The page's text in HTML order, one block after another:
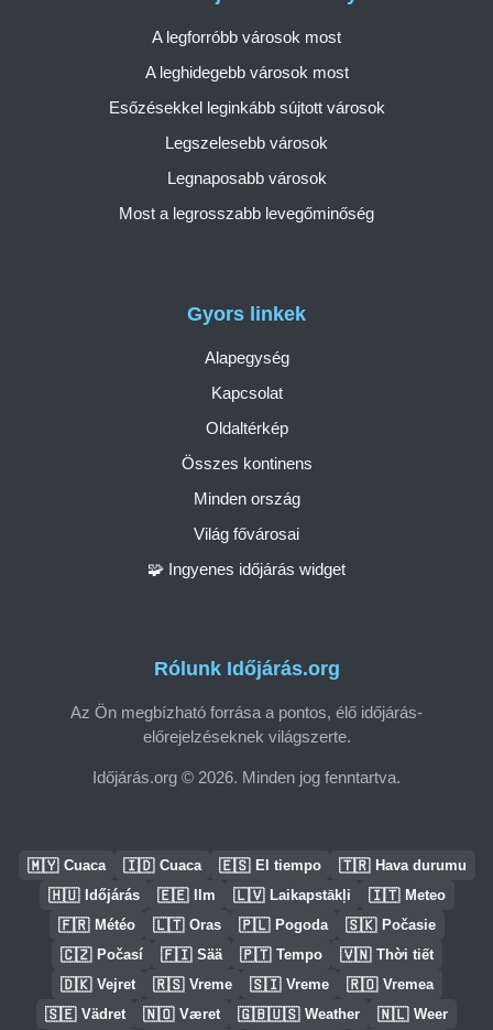
Rólunk Időjárás.org
Az Ön megbízható forrása a pontos, élő időjárás-
előrejelzéseknek világszerte.
Időjárás.org © 2026. Minden jog fenntartva.
Gyors linkek
Alapegység
Kapcsolat
Oldaltérkép
Összes kontinens
Minden ország
Világ fővárosai
🧩 Ingyenes időjárás widget
A legforróbb városok most
A leghidegebb városok most
Esőzésekkel leginkább sújtott városok
Legszelesebb városok
Legnaposabb városok
Most a legrosszabb levegőminőség
🇲🇾 Cuaca 🇮🇩 Cuaca 🇪🇸 El tiempo 🇹🇷 Hava durumu
🇭🇺 Időjárás 🇪🇪 Ilm 🇱🇻 Laikapstākļi 🇮🇹 Meteo
🇫🇷 Météo 🇱🇹 Oras 🇵🇱 Pogoda 🇸🇰 Počasie
🇨🇿 Počasí 🇫🇮 Sää 🇵🇹 Tempo 🇻🇳 Thời tiết
🇩🇰 Vejret 🇷🇸 Vreme 🇸🇮 Vreme 🇷🇴 Vremea
🇸🇪 Vädret 🇳🇴 Været 🇬🇧🇺🇸 Weather 🇳🇱 Weer